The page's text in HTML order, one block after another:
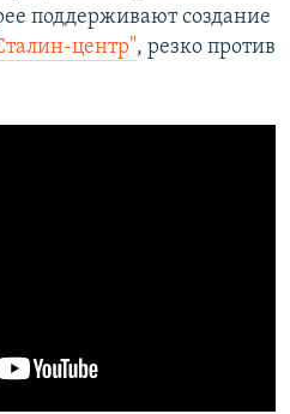
поддерживают создание
центр", резко против